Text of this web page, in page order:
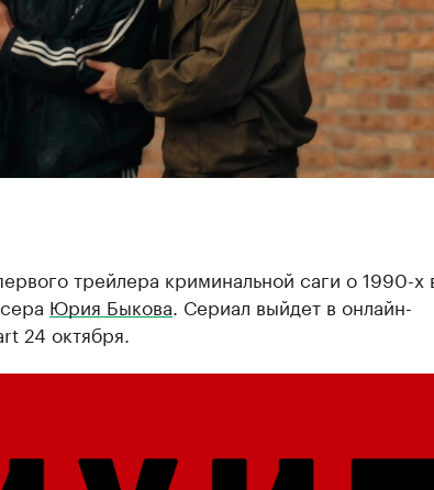
трейлера криминальной саги о 1990-х
Юрия Быкова . Сериал выйдет в онлайн-
24 октября.